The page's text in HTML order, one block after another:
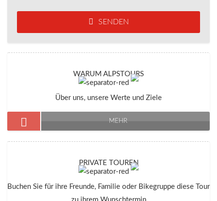
SENDEN
WARUM ALPSTOURS
Über uns, unsere Werte und Ziele
MEHR
PRIVATE TOUREN
Buchen Sie für ihre Freunde, Familie oder Bikegruppe diese Tour